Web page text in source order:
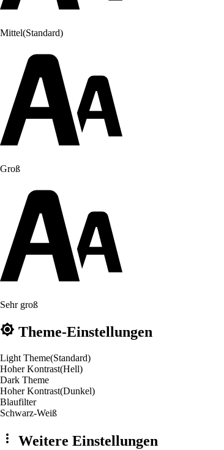
Mittel(Standard)
Groß
Sehr groß
Theme-Einstellungen
Light Theme(Standard)
Hoher Kontrast(Hell)
Dark Theme
Hoher Kontrast(Dunkel)
Blaufilter
Schwarz-Weiß
Weitere Einstellungen